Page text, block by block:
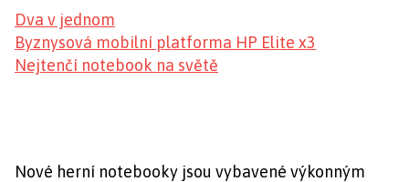
Dva v jednom
Byznysová mobilní platforma HP Elite x3
Nejtenčí notebook na světě
Nové herní notebooky jsou vybavené výkonným